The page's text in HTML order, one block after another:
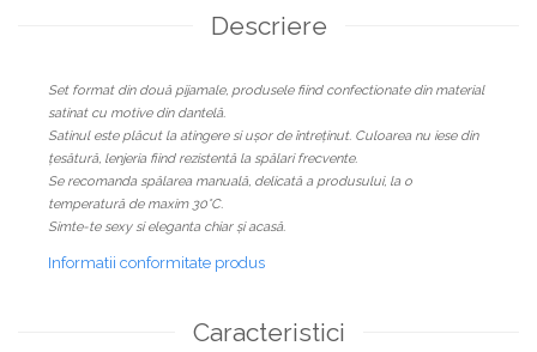
Descriere
Set format din două pijamale, produsele fiind confectionate din material
satinat cu motive din dantelă.
Satinul este plăcut la atingere si ușor de întreținut. Culoarea nu iese din
țesătură, lenjeria fiind rezistentă la spălari frecvente.
Se recomanda spălarea manuală, delicată a produsului, la o
temperatură de maxim 30°C.
Simte-te sexy si eleganta chiar și acasă.
Informatii conformitate produs
Caracteristici